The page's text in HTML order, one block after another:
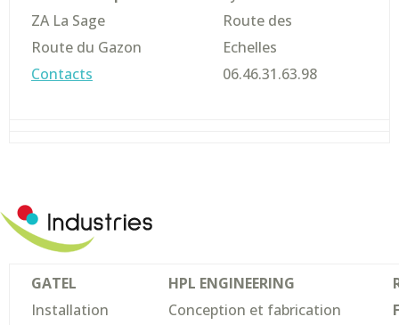
ZA La Sage
Route du Gazon
Contacts
Route des
Echelles
06.46.31.63.98
GATEL
Installation
HPL ENGINEERING
Conception et fabrication